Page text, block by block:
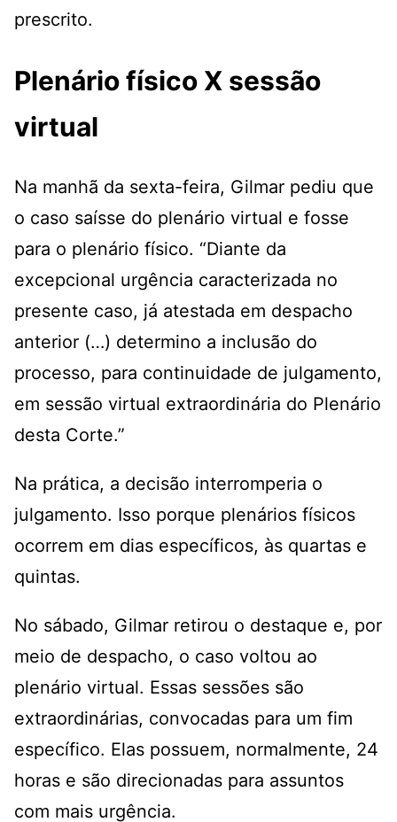
prescrito.
Plenário físico X sessão
virtual
Na manhã da sexta-feira, Gilmar pediu que
o caso saísse do plenário virtual e fosse
para o plenário físico. “Diante da
excepcional urgência caracterizada no
presente caso, já atestada em despacho
anterior (…) determino a inclusão do
processo, para continuidade de julgamento,
em sessão virtual extraordinária do Plenário
desta Corte.”
Na prática, a decisão interromperia o
julgamento. Isso porque plenários físicos
ocorrem em dias específicos, às quartas e
quintas.
No sábado, Gilmar retirou o destaque e, por
meio de despacho, o caso voltou ao
plenário virtual. Essas sessões são
extraordinárias, convocadas para um fim
específico. Elas possuem, normalmente, 24
horas e são direcionadas para assuntos
com mais urgência.